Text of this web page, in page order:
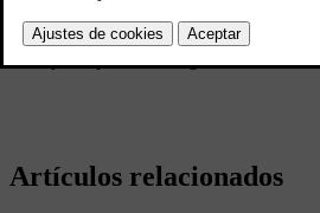
Si se muestra el mensajeNo hay recepción
Artículos relacionados